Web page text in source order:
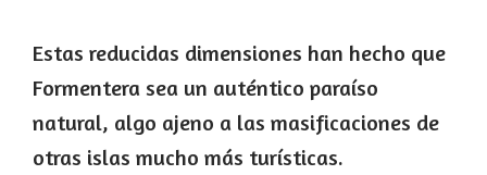
Estas reducidas dimensiones han hecho que
Formentera sea un auténtico paraíso
natural, algo ajeno a las masificaciones de
otras islas mucho más turísticas.